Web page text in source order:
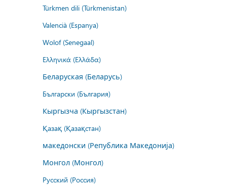
Türkmen dili (Türkmenistan)
Valencià (Espanya)
Wolof (Senegaal)
Ελληνικά (Ελλάδα)
Беларуская (Беларусь)
Български (България)
Кыргызча (Кыргызстан)
Қазақ (Қазақстан)
македонски (Република Македонија)
Монгол (Монгол)
Русский (Россия)